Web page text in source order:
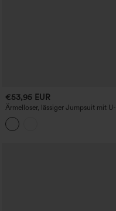
€53,95 EUR
Ärmelloser, lässiger Jumpsuit mit U-
Ausschnitt, Kordelzug, Raffung und
Taschen.